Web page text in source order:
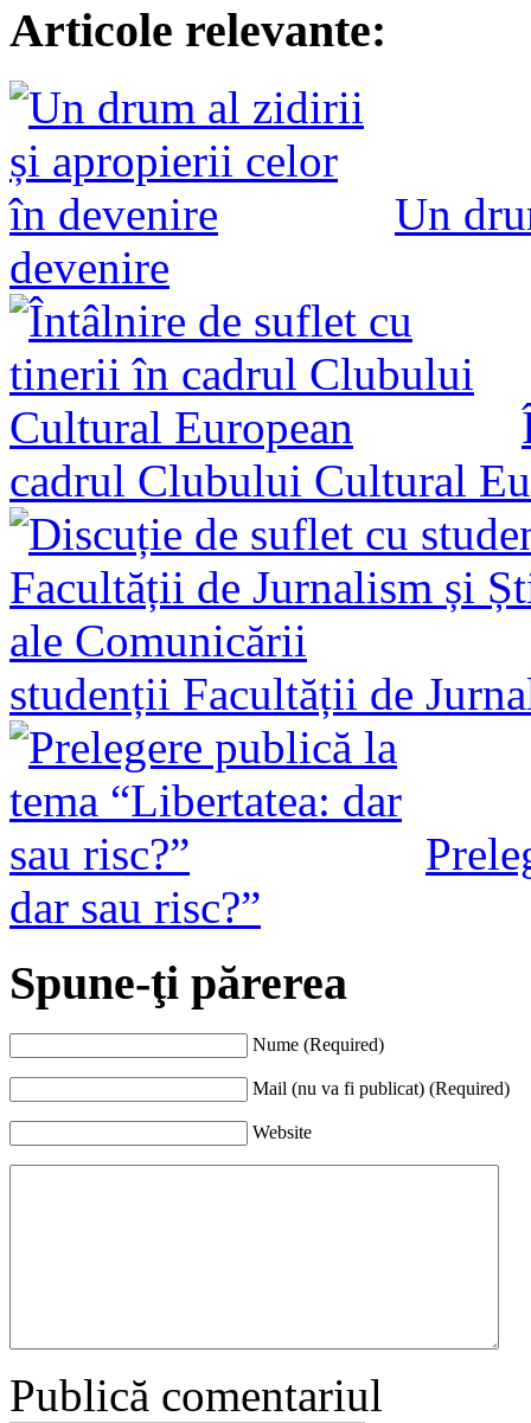
Articole relevante:
Un
devenire
cadrul Clubului Cultural
studenții Facultății de
dar sau risc?”
Spune-ţi părerea
Nume (Required)
Mail (nu va fi publicat) (Required)
Website
Publică comentariul